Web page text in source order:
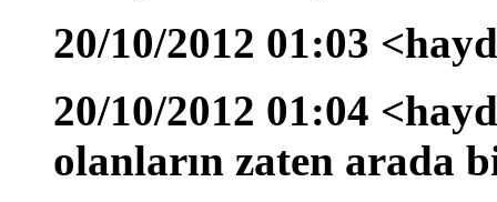
20/10/2012 01:03
20/10/2012 01:04
olanların zaten arada